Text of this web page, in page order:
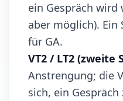
ein Gespräch
aber möglich). Ein
für GA.
VT2 / LT2 (zweite
Anstrengung; die
sich, ein